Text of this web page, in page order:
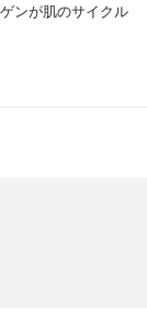
ンが肌のサイクル